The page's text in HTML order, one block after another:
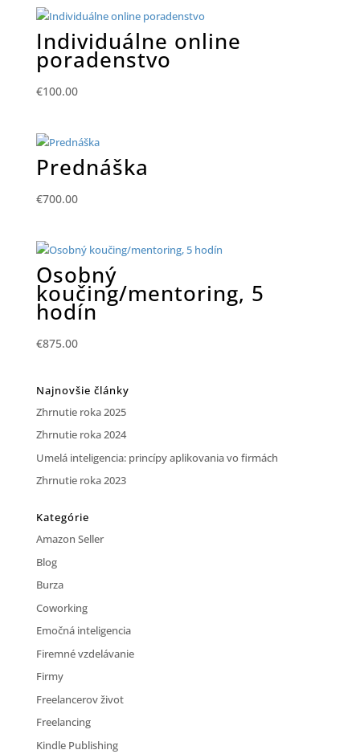
Individuálne online
poradenstvo
€100.00
Prednáška
€700.00
Osobný
koučing/mentoring, 5
hodín
€875.00
Najnovšie články
Zhrnutie roka 2025
Zhrnutie roka 2024
Umelá inteligencia: princípy aplikovania vo firmách
Zhrnutie roka 2023
Kategórie
Amazon Seller
Blog
Burza
Coworking
Emočná inteligencia
Firemné vzdelávanie
Firmy
Freelancerov život
Freelancing
Kindle Publishing